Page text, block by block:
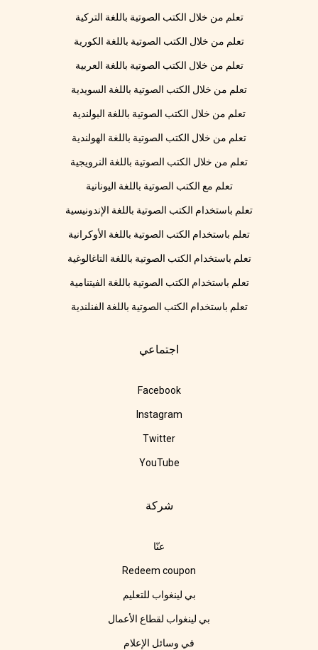
تعلم من خلال الكتب الصوتية باللغة التركية
تعلم من خلال الكتب الصوتية باللغة الكورية
تعلم من خلال الكتب الصوتية باللغة العربية
تعلم من خلال الكتب الصوتية باللغة السويدية
تعلم من خلال الكتب الصوتية باللغة البولندية
تعلم من خلال الكتب الصوتية باللغة الهولندية
تعلم من خلال الكتب الصوتية باللغة النرويجية
تعلم مع الكتب الصوتية باللغة اليونانية
تعلم باستخدام الكتب الصوتية باللغة الإندونيسية
تعلم باستخدام الكتب الصوتية باللغة الأوكرانية
تعلم باستخدام الكتب الصوتية باللغة التاغالوغية
تعلم باستخدام الكتب الصوتية باللغة الفيتنامية
تعلم باستخدام الكتب الصوتية باللغة الفنلندية
اجتماعي
Facebook
Instagram
Twitter
YouTube
شركة
عنّا
Redeem coupon
بي لينغواب للتعليم
بي لينغواب لقطاع الأعمال
في وسائل الإعلام